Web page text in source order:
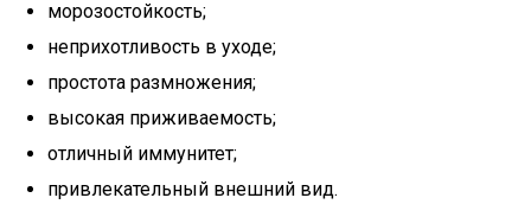
морозостойкость;
неприхотливость в уходе;
простота размножения;
высокая приживаемость;
отличный иммунитет;
привлекательный внешний вид.